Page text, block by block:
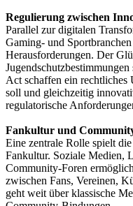
Regulierung zwischen
Parallel zur digitalen
Gaming- und
Herausforderungen. Der
Act schaffen ein rechtliches
soll und gleichzeitig
regulatorische
Fankultur und
Eine zentrale Rolle spielt
Fankultur. Soziale Medien,
Community-Foren
zwischen Fans, Vereinen,
geht weit über klassische